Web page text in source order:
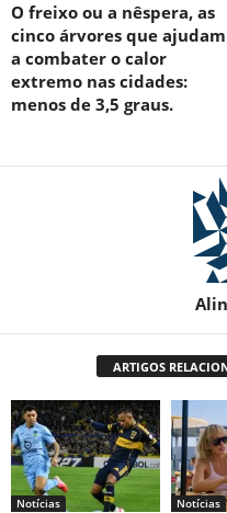
O freixo ou a nêspera, as
cinco árvores que ajudam
a combater o calor
extremo nas cidades:
menos de 3,5 graus.
ARTIGOS
Notícias Notícias